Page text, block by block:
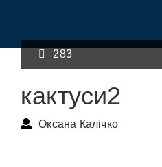
283
кактуси2
Оксана Калічко